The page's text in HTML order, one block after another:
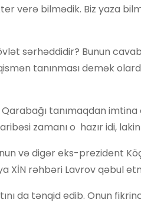
verə bilmədik. Biz yaza
sərhəddidir? Bunun
tanınması demək
tanımaqdan
zamanı o hazır idi,
və digər eks-prezident
XİN rəhbəri Lavrov qəbul
da tənqid edib. Onun